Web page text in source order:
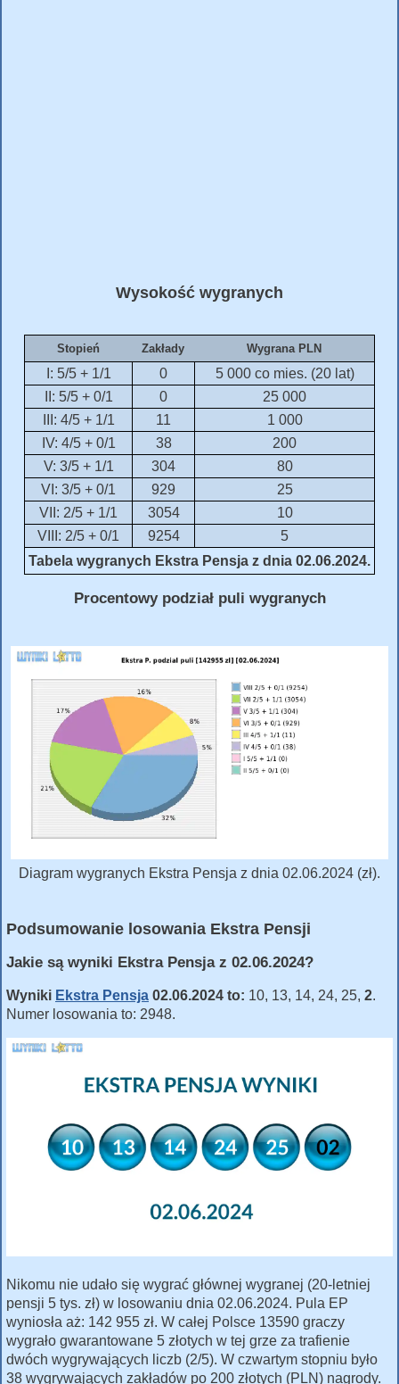
Wysokość wygranych
Stopień Zakłady Wygrana PLN
I: 5/5 + 1/1 0
5 000 co mies. (20 lat)
II: 5/5 + 0/1
0
25 000
III: 4/5 + 1/1
11
1 000
IV: 4/5 + 0/1
38
200
V: 3/5 + 1/1
304
80
VI: 3/5 + 0/1
929
25
VII: 2/5 + 1/1
3054
10
VIII: 2/5 + 0/1
9254
5
Tabela wygranych Ekstra Pensja z dnia 02.06.2024.
Procentowy podział puli wygranych
Diagram wygranych Ekstra Pensja z dnia 02.06.2024 (zł).
Podsumowanie losowania Ekstra Pensji
Jakie są wyniki Ekstra Pensja z 02.06.2024?
Wyniki Ekstra Pensja 02.06.2024 to: 10, 13, 14, 24, 25, 2.
Numer losowania to: 2948.
Nikomu nie udało się wygrać głównej wygranej (20-letniej
pensji 5 tys. zł) w losowaniu dnia 02.06.2024. Pula EP
wyniosła aż: 142 955 zł. W całej Polsce 13590 graczy
wygrało gwarantowane 5 złotych w tej grze za trafienie
dwóch wygrywających liczb (2/5). W czwartym stopniu było
38 wygrywających zakładów po 200 złotych (PLN) nagrody.